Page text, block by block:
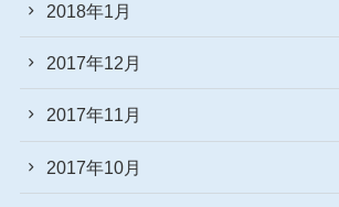
2018年1月
2017年12月
2017年11月
2017年10月